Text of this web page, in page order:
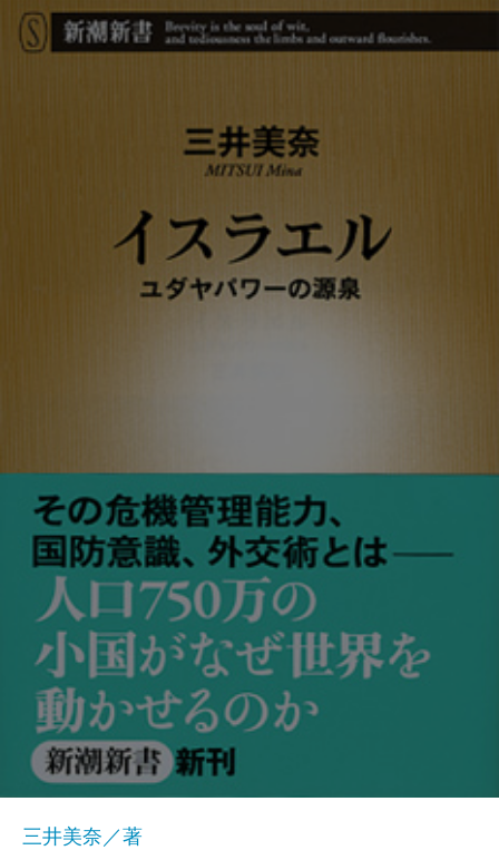
三井美奈／著